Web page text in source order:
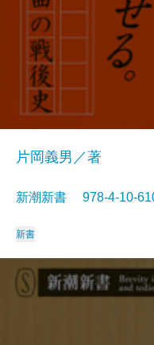
片岡義男／著
新潮新書 978-4-10-
新書